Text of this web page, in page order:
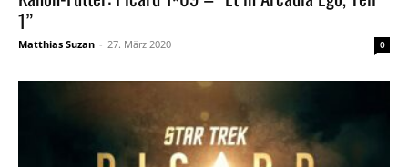
1”
Matthias Suzan - 27. März 2020 0